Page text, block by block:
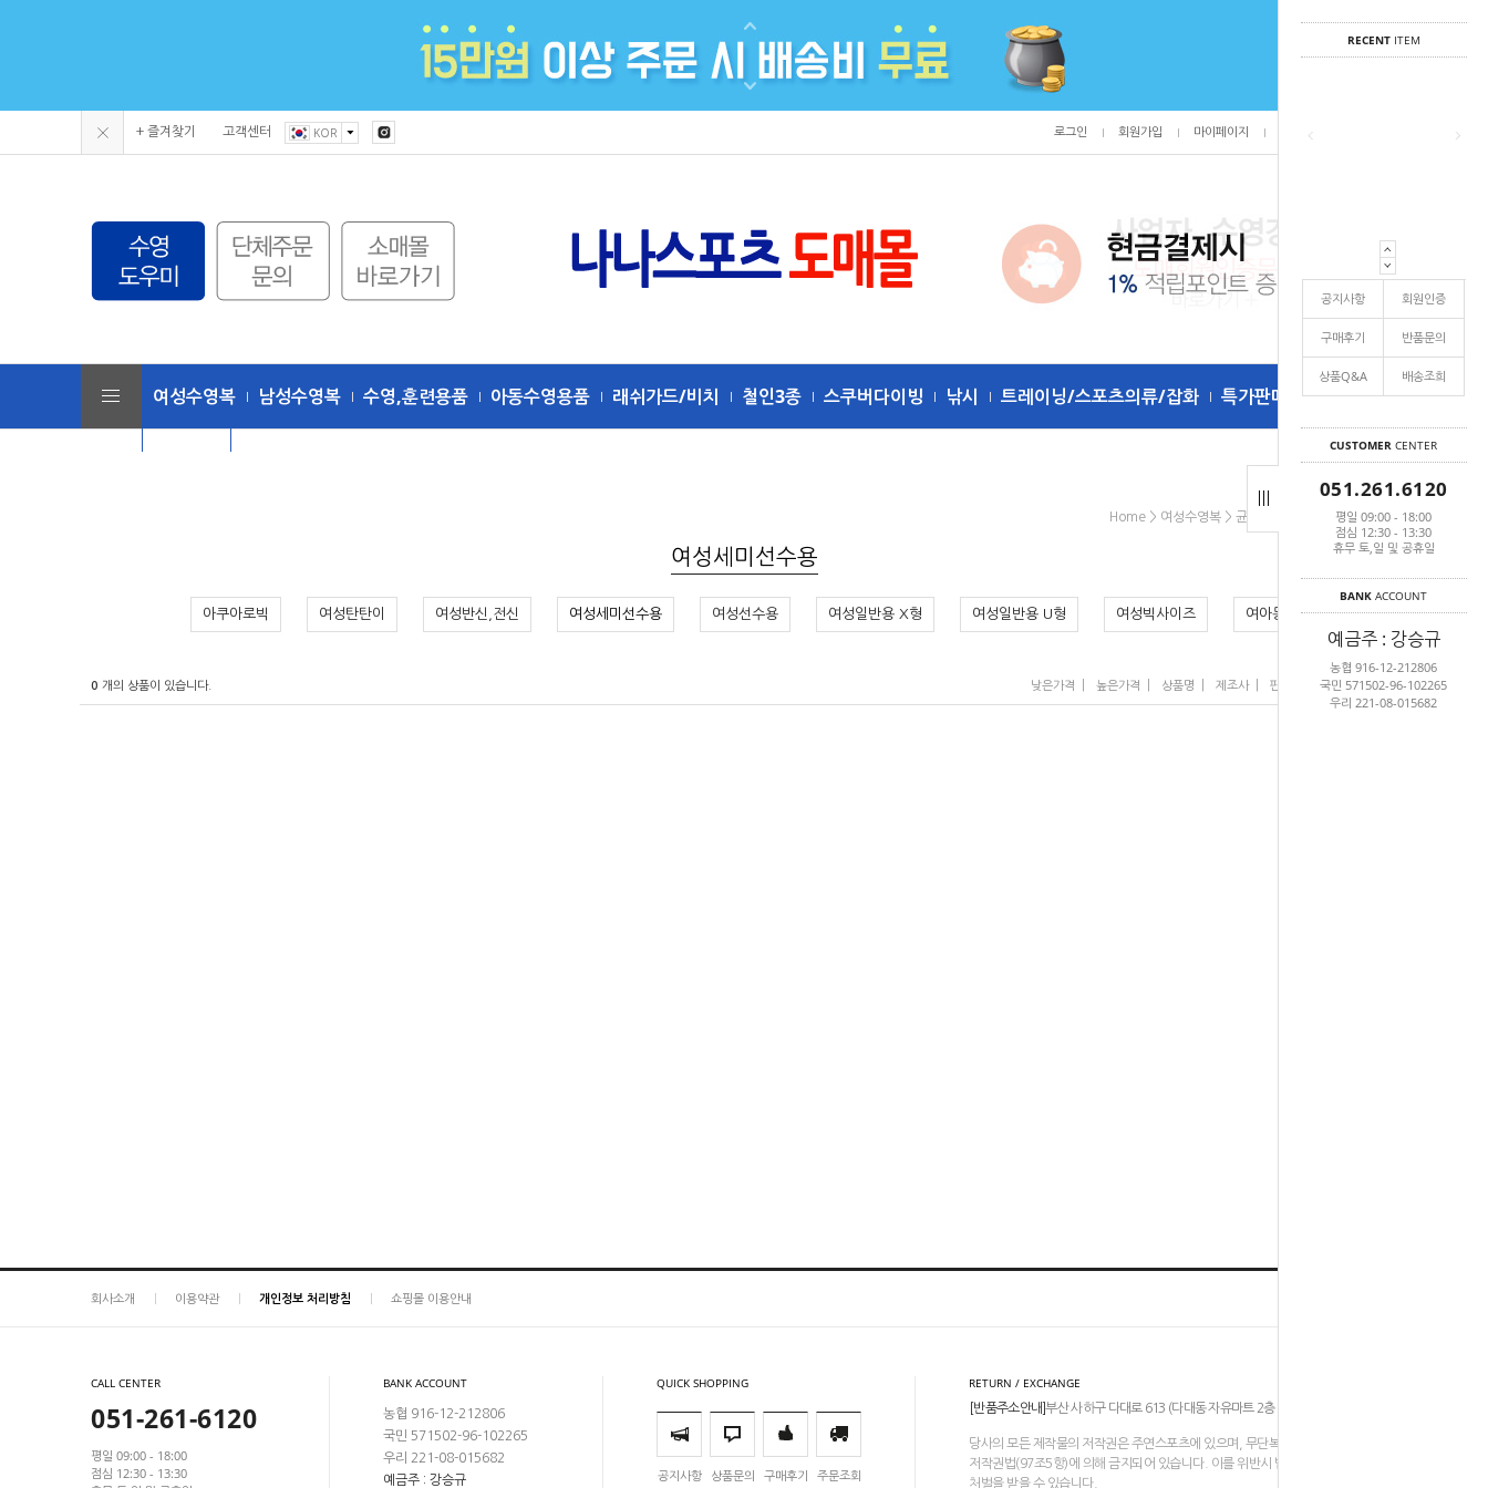
RECENTITEM
공지사항 회원인증
구매후기 반품문의
상품Q&A 배송조희
CUSTOMER CENTER
051.261.6120
평일 09:00 - 18:00
점심 12:30 - 13:30
휴무 토,일 및 공휴일
BANK ACCOUNT
예금주 : 강승규
농협 916-12-212806
국민 571502-96-102265
우리 221-08-015682
+ 즐겨찾기 고객센터 KOR 로그인 회원가입 마이페이지
여성수영복 남성수영복 수영,훈련용품 아동수영용품 래쉬가드/비치 철인3종 스쿠버다이빙 낚시 트레이닝/스포츠의류/잡화 특가판매
Home > 여성수영복 > 균일가수영복 여성세미선수용
여성세미선수용
아쿠아로빅 여성탄탄이 여성반신,전신 여성세미선수용 여성선수용 여성일반용 X형 여성일반용 U형 여성빅사이즈 여아동
0 개의 상품이 있습니다. 낮은가격 높은가격 상품명 제조사| 판매순위 | 많이 본 상품
회사소개 이용약관 개인정보 처리방침 쇼핑몰 이용안내
CALL CENTER
051-261-6120
평일 09:00 - 18:00
점심 12:30 - 13:30
BANK ACCOUNT
농협 916-12-212806
국민 571502-96-102265
우리 221-08-015682
예금주 : 강승규
QUICK SHOPPING
공지사항 상품문의 구매후기 주문조회
RETURN / EXCHANGE
[반품주소안내]부산 사하구 다대로 613 (다대동 자유마트 2층 206-211호)
당사의 모든 제작물의 저작권은 주연스포츠에 있으며, 무단복제나 도용은
저작권법(97조5항)에 의해 금지되어 있습니다. 이를 위반시 법적인
처벌을 받을 수 있습니다.